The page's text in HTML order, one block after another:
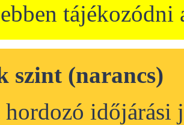
szint (narancs)
időjárási